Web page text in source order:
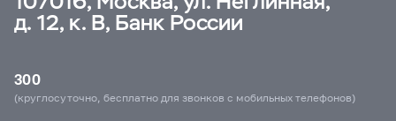
д. 12, к. В, Банк России
300
(круглосуточно, бесплатно для звонков с мобильных телефонов)